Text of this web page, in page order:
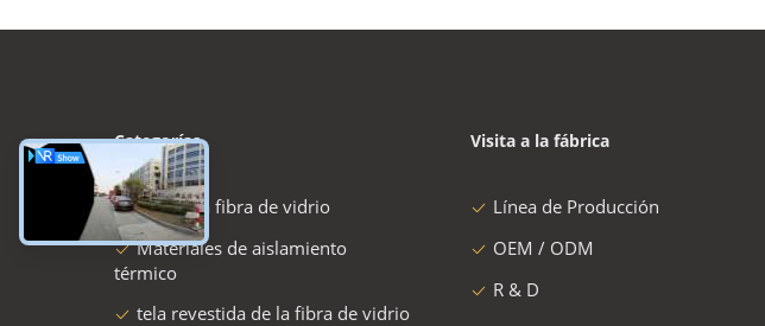
Categorías
tela de la fibra de vidrio
Materiales de aislamiento
térmico
tela revestida de la fibra de vidrio
Visita a la fábrica
Línea de Producción
OEM / ODM
R & D